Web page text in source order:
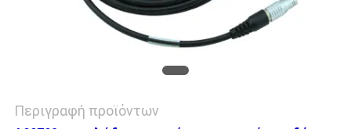
Περιγραφή προϊόντων